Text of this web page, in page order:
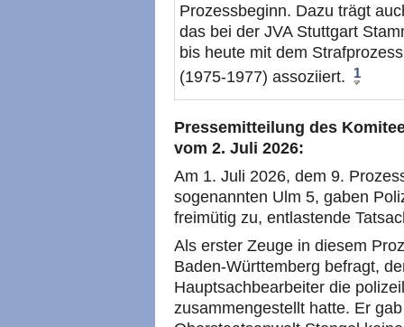
Prozessbeginn. Dazu trägt
das bei der JVA Stuttgart
bis heute mit dem
(1975-1977) assoziiert.
1
Pressemitteilung des
vom 2. Juli 2026:
Am 1. Juli 2026, dem 9.
sogenannten Ulm 5, gaben
freimütig zu, entlastende
Als erster Zeuge in diesem
Baden-Württemberg befragt,
Hauptsachbearbeiter die
zusammengestellt hatte. Er